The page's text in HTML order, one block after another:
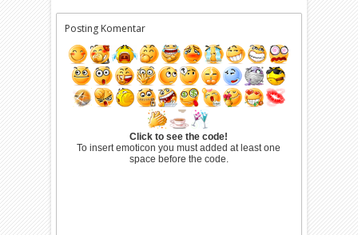
Posting Komentar
Click to see the code!
To insert emoticon you must added at least one
space before the code.